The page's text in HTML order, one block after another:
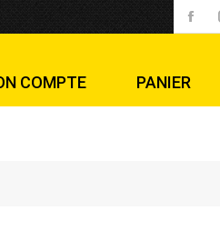
COMPTE PANIER